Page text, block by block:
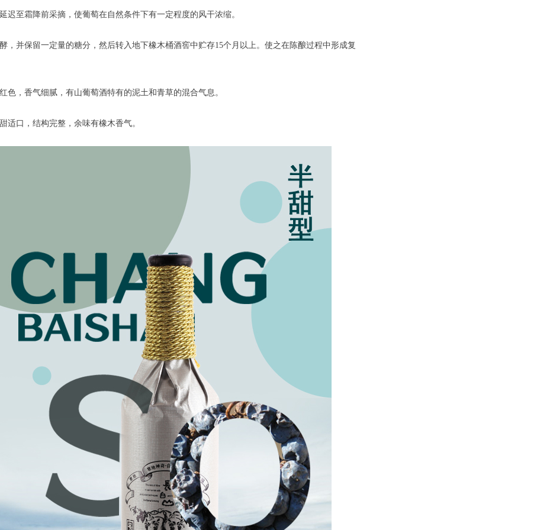
迟至霜降前采摘，使葡萄在自然条件下有一定程度的风干浓缩。
，并保留一定量的糖分，然后转入地下橡木桶酒窖中贮存15个月以上。使之在陈酿过程中形成复
色，香气细腻，有山葡萄酒特有的泥土和青草的混合气息。
适口，结构完整，余味有橡木香气。